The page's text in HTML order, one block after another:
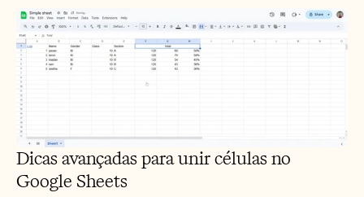
Dicas avançadas para unir células no
Google Sheets